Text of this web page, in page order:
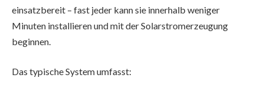
einsatzbereit – fast jeder kann sie innerhalb weniger
Minuten installieren und mit der Solarstromerzeugung
beginnen.
Das typische System umfasst: